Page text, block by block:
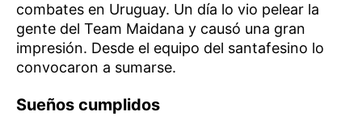
combates en Uruguay. Un día lo vio pelear la
gente del Team Maidana y causó una gran
impresión. Desde el equipo del santafesino lo
convocaron a sumarse.
Sueños cumplidos